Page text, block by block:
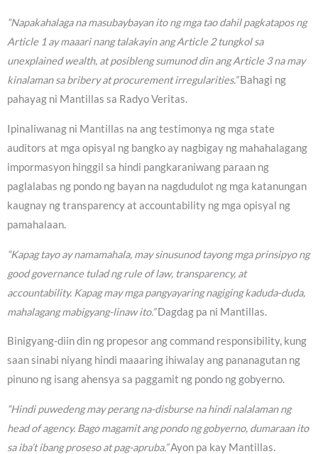
“Napakahalaga na masubaybayan ito ng mga tao dahil pagkatapos ng
Article 1 ay maaari nang talakayin ang Article 2 tungkol sa
unexplained wealth, at posibleng sumunod din ang Article 3 na may
kinalaman sa bribery at procurement irregularities.”Bahagi ng
pahayag ni Mantillas sa Radyo Veritas.
Ipinaliwanag ni Mantillas na ang testimonya ng mga state
auditors at mga opisyal ng bangko ay nagbigay ng mahahalagang
impormasyon hinggil sa hindi pangkaraniwang paraan ng
paglalabas ng pondo ng bayan na nagdudulot ng mga katanungan
kaugnay ng transparency at accountability ng mga opisyal ng
pamahalaan.
“Kapag tayo ay namamahala, may sinusunod tayong mga prinsipyo ng
good governance tulad ng rule of law, transparency, at
accountability. Kapag may mga pangyayaring nagiging kaduda-duda,
mahalagang mabigyang-linaw ito.”Dagdag pa ni Mantillas.
Binigyang-diin din ng propesor ang command responsibility, kung
saan sinabi niyang hindi maaaring ihiwalay ang pananagutan ng
pinuno ng isang ahensya sa paggamit ng pondo ng gobyerno.
“Hindi puwedeng may perang na-disburse na hindi nalalaman ng
head of agency. Bago magamit ang pondo ng gobyerno, dumaraan ito
sa iba’t ibang proseso at pag-apruba.”Ayon pa kay Mantillas.